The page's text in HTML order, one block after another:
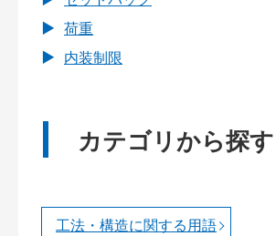
荷重
内装制限
カテゴリから探す
工法・構造に関する用語